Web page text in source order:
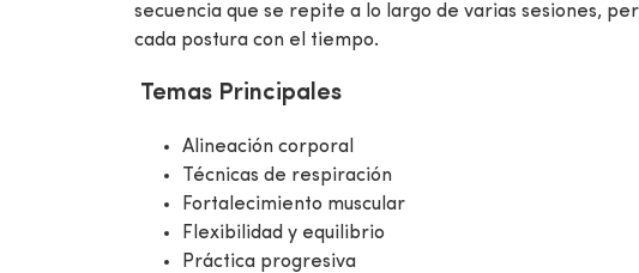
secuencia que se repite a lo largo de varias sesiones,
cada postura con el tiempo.
Temas Principales
Alineación corporal
Técnicas de respiración
Fortalecimiento muscular
Flexibilidad y equilibrio
Práctica progresiva